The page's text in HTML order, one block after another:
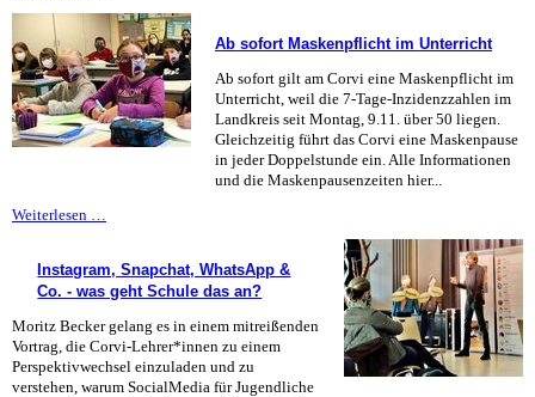
Eltern
der
10.
Klassen
Ab sofort Maskenpflicht im Unterricht
Ab sofort gilt am Corvi eine Maskenpflicht im
Unterricht, weil die 7-Tage-Inzidenzzahlen im
Landkreis seit Montag, 9.11. über 50 liegen.
Gleichzeitig führt das Corvi eine Maskenpause
in jeder Doppelstunde ein. Alle Informationen
und die Maskenpausenzeiten hier...
Weiterlesen …
im
Unterricht
Instagram, Snapchat, WhatsApp &
Co. - was geht Schule das an?
Moritz Becker gelang es in einem mitreißenden
Vortrag, die Corvi-Lehrer*innen zu einem
Perspektivwechsel einzuladen und zu
verstehen, warum SocialMedia für Jugendliche